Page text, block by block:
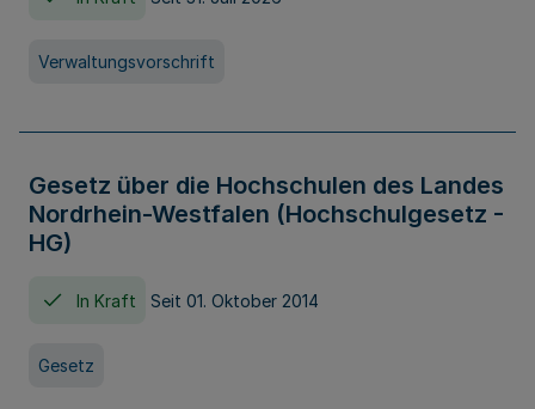
Verwaltungsvorschrift
Gesetz über die Hochschulen des Landes
Nordrhein-Westfalen (Hochschulgesetz -
HG)
In Kraft Seit 01. Oktober 2014
Gesetz